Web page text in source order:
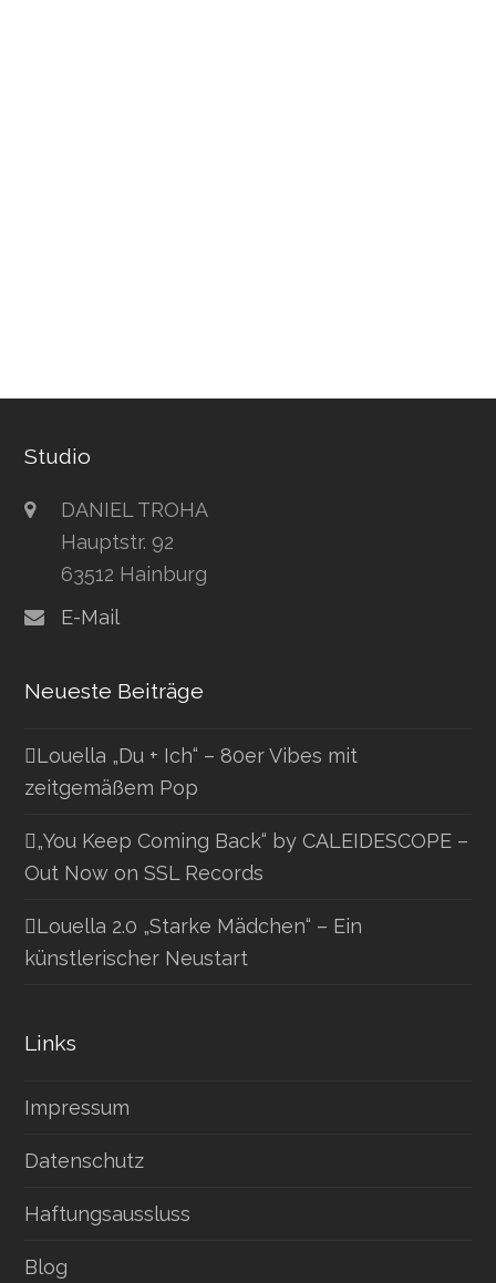
Studio
DANIEL TROHA
Hauptstr. 92
63512 Hainburg
E-Mail
Neueste Beiträge
Louella „Du + Ich“ – 80er Vibes mit
zeitgemäßem Pop
„You Keep Coming Back“ by CALEIDESCOPE –
Out Now on SSL Records
Louella 2.0 „Starke Mädchen“ – Ein
künstlerischer Neustart
Links
Impressum
Datenschutz
Haftungsaussluss
Blog